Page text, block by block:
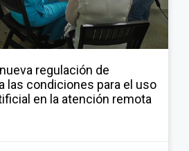
regulación de
las condiciones para el uso
en la atención remota